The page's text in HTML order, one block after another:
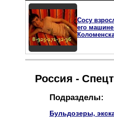
Сосу
его
Россия -
Подразделы:
Бульдозеры,